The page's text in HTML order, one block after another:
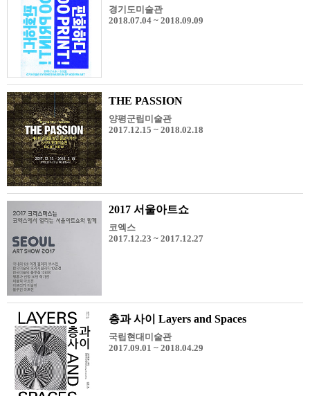
경기도미술관
2018.07.04 ~ 2018.09.09
THE PASSION
양평군립미술관
2017.12.15 ~ 2018.02.18
2017 서울아트쇼
코엑스
2017.12.23 ~ 2017.12.27
층과 사이 Layers and Spaces
국립현대미술관
2017.09.01 ~ 2018.04.29